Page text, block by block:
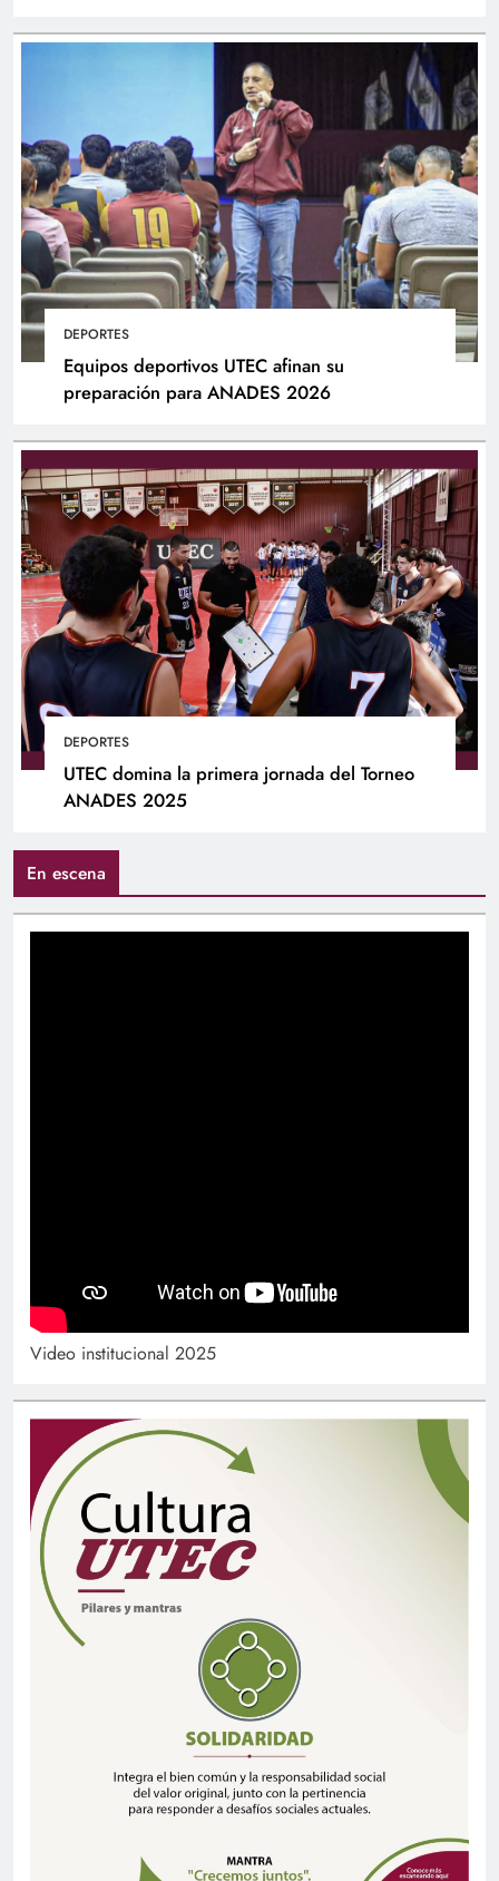
DEPORTES
Equipos deportivos UTEC afinan su
preparación para ANADES 2026
DEPORTES
UTEC domina la primera jornada del Torneo
ANADES 2025
En escena
Video institucional 2025